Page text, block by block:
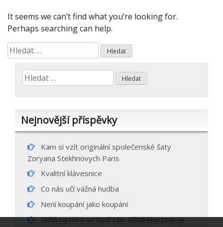
It seems we can’t find what you’re looking for.
Perhaps searching can help.
Vyhledávání
Vyhledávání
Nejnovější příspěvky
Kam si vzít originální společenské šaty
Zoryana Stekhnovych Paris
Kvalitní klávesnice
Co nás učí vážná hudba
Není koupání jako koupání
Skříň na míru se hodí i do dětského pokoje